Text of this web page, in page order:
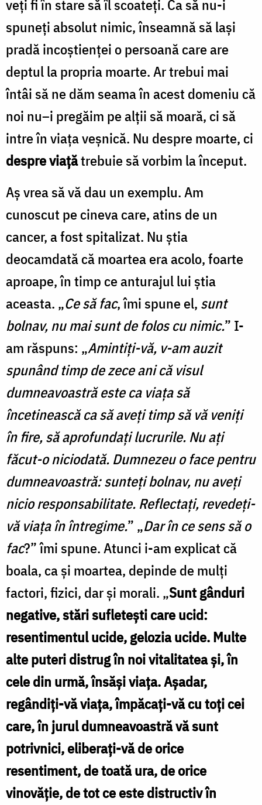
veţi fi în stare să îl scoateţi. Ca să nu-i
spuneţi absolut nimic, înseamnă să laşi
pradă incoştienţei o persoană care are
deptul la propria moarte. Ar trebui mai
întâi să ne dăm seama în acest domeniu că
noi nu–i pregăim pe alţii să moară, ci să
intre în viaţa veşnică. Nu despre moarte, ci
despre viaţătrebuie să vorbim la început.
Aş vrea să vă dau un exemplu. Am
cunoscut pe cineva care, atins de un
cancer, a fost spitalizat. Nu ştia
deocamdată că moartea era acolo, foarte
aproape, în timp ce anturajul lui ştia
aceasta. „Ce să fac, îmi spune el, sunt
bolnav, nu mai sunt de folos cu nimic.” I-
am răspuns: „Amintiţi-vă, v-am auzit
spunând timp de zece ani că visul
dumneavoastră este ca viaţa să
încetinească ca să aveţi timp să vă veniţi
în fire, să aprofundaţi lucrurile. Nu aţi
făcut-o niciodată. Dumnezeu o face pentru
dumneavoastră: sunteţi bolnav, nu aveţi
nicio responsabilitate. Reflectaţi, revedeţi-
vă viaţa în întregime.” „Dar în ce sens să o
fac?” îmi spune. Atunci i-am explicat că
boala, ca şi moartea, depinde de mulţi
factori, fizici, dar şi morali. „Sunt gânduri
negative, stări sufleteşti care ucid:
resentimentul ucide, gelozia ucide. Multe
alte puteri distrug în noi vitalitatea şi, în
cele din urmă, însăşi viaţa. Aşadar,
regândiţi-vă viaţa, împăcaţi-vă cu toţi cei
care, în jurul dumneavoastră vă sunt
potrivnici, eliberaţi-vă de orice
resentiment, de toată ura, de orice
vinovăţie, de tot ce este distructiv în